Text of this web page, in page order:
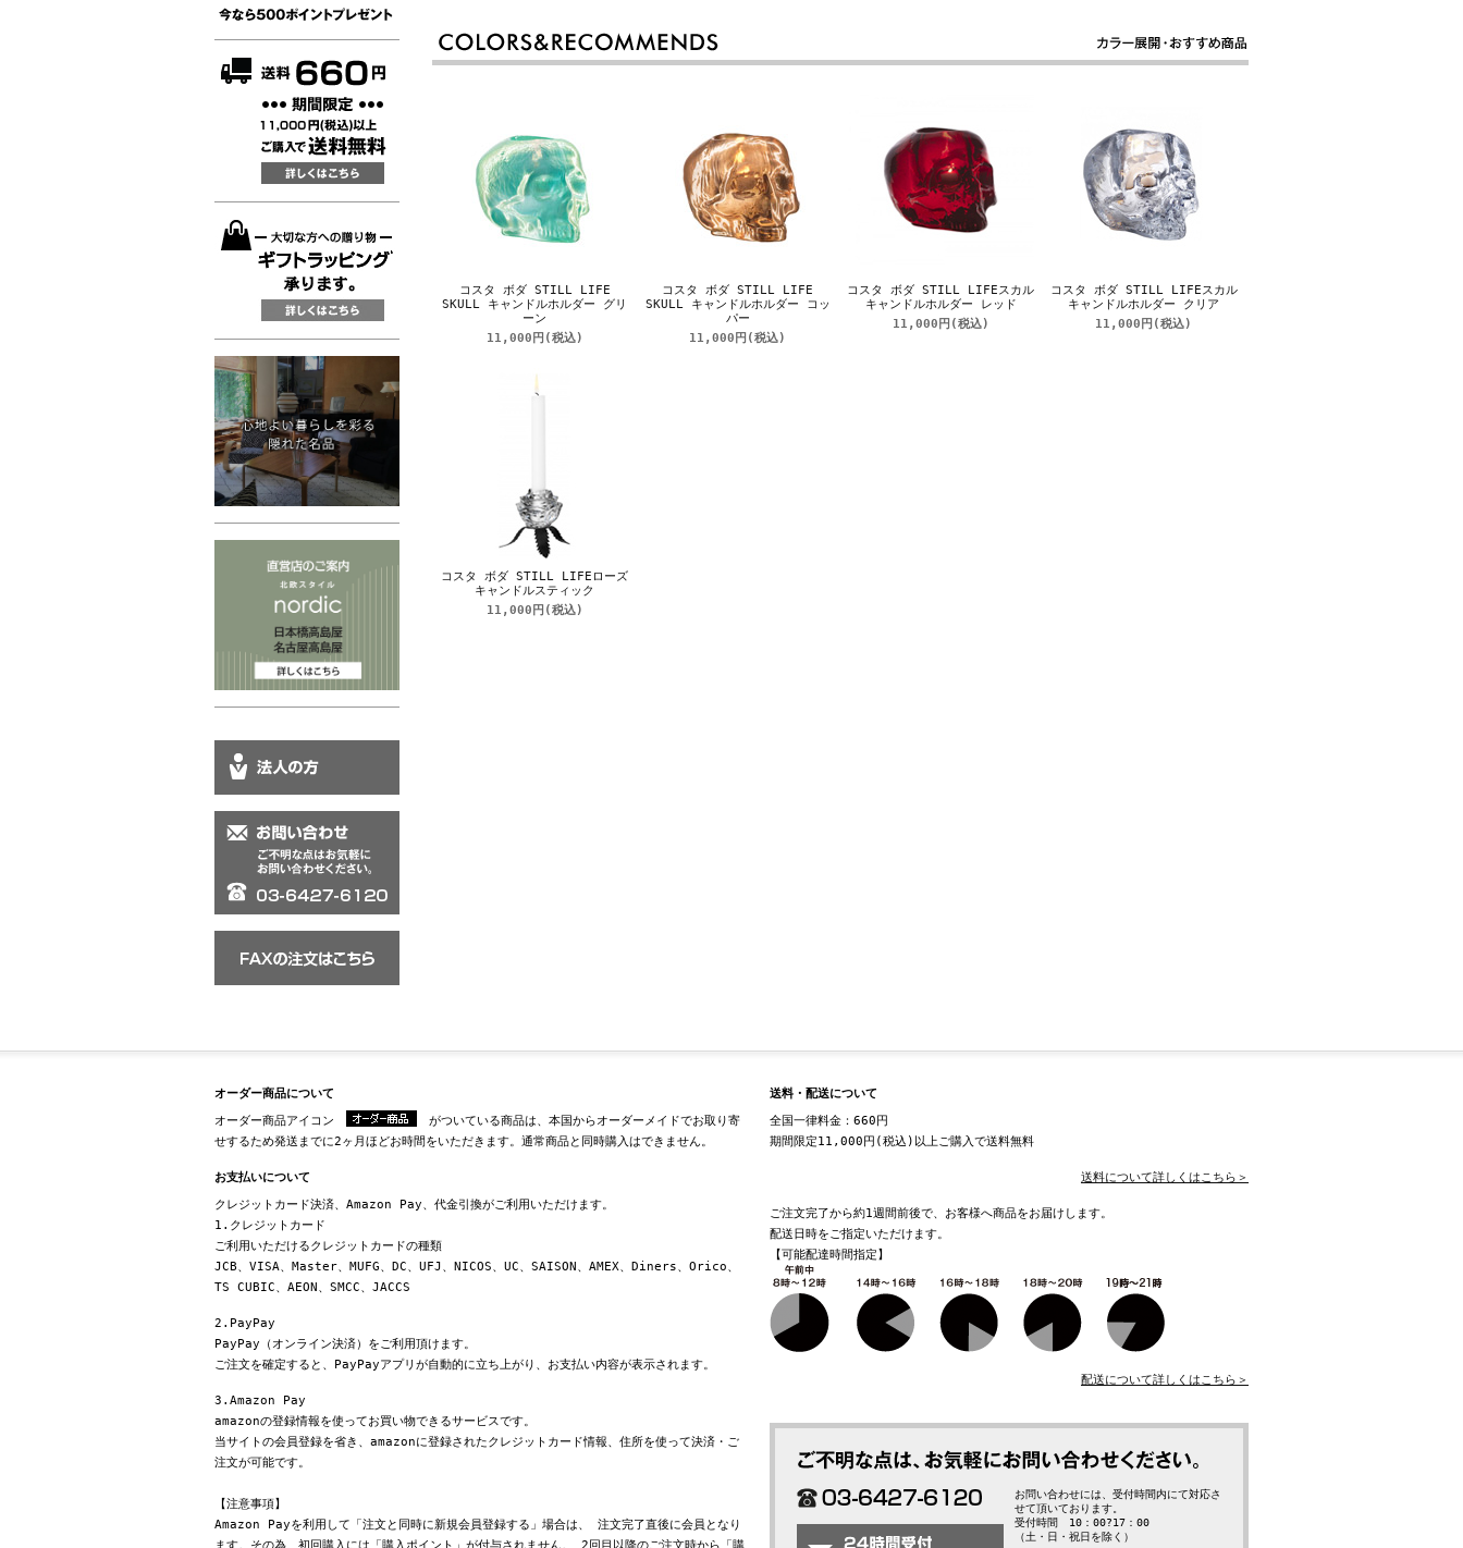
コスタ ボダ STILL LIFE
SKULL キャンドルホルダー グリ
ーン
11,000円 (税込)
コスタ ボダ STILL LIFE
SKULL キャンドルホルダー コッ
パー
11,000円 (税込)
コスタ ボダ STILL LIFEスカル
キャンドルホルダー レッド
11,000円 (税込)
コスタ ボダ STILL LIFEスカル
キャンドルホルダー クリア
11,000円 (税込)
コスタ ボダ STILL LIFEローズ
キャンドルスティック
11,000円 (税込)
オーダー商品について
オーダー商品アイコン
がついている商品は、本国からオーダーメイドでお取り寄
せするため発送までに2ヶ月ほどお時間をいただきます。通常商品と同時購入はできません。
お支払いについて
クレジットカード決済、Amazon Pay、代金引換がご利用いただけます。
1.クレジットカード
ご利用いただけるクレジットカードの種類
JCB、VISA、Master、MUFG、DC、UFJ、NICOS、UC、SAISON、AMEX、Diners、Orico、
TS CUBIC、AEON、SMCC、JACCS
2.PayPay
PayPay（オンライン決済）をご利用頂けます。
ご注文を確定すると、PayPayアプリが自動的に立ち上がり、お支払い内容が表示されます。
3.Amazon Pay
amazonの登録情報を使ってお買い物できるサービスです。
当サイトの会員登録を省き、amazonに登録されたクレジットカード情報、住所を使って決済・ご
注文が可能です。
【注意事項】
Amazon Payを利用して「注文と同時に新規会員登録する」場合は、 注文完了直後に会員となり
送料・配送について
全国一律料金：660円
期間限定11,000円(税込)以上ご購入で送料無料
送料について詳しくはこちら＞
ご注文完了から約1週間前後で、お客様へ商品をお届けします。
配送日時をご指定いただけます。
【可能配達時間指定】
配送について詳しくはこちら＞
お問い合わせには、受付時間内にて対応さ
せて頂いております。
受付時間 10：00?17：00
（土・日・祝日を除く）